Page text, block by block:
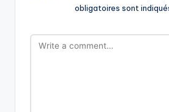
obligatoires sont